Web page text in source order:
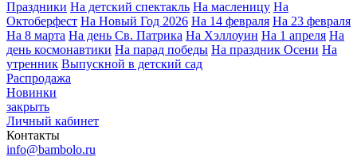
Праздники На детский спектакль На масленицу На
Октоберфест На Новый Год 2026 На 14 февраля На 23 февраля
На 8 марта На день Св. Патрика На Хэллоуин На 1 апреля На
день космонавтики На парад победы На праздник Осени На
утренник Выпускной в детский сад
Распродажа
Новинки
закрыть
Личный кабинет
Контакты
info@bambolo.ru